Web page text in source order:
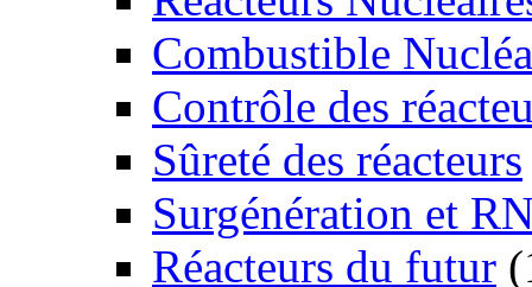
Combustible
Contrôle des
Sûreté des réacteurs
Surgénération et
Réacteurs du futur